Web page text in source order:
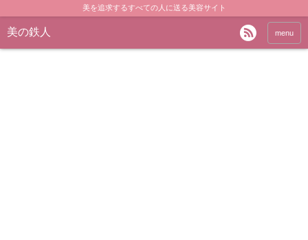
美を追求するすべての人に送る美容サイト
美の鉄人 menu